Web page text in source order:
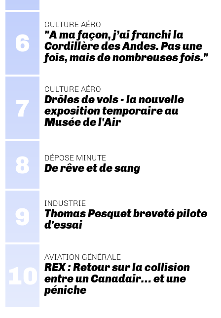
CULTURE AÉRO
"A ma façon, j’ai franchi la
Cordillère des Andes. Pas une
fois, mais de nombreuses fois."
CULTURE AÉRO
Drôles de vols - la nouvelle
exposition temporaire au
Musée de l'Air
DÉPOSE MINUTE
De rêve et de sang
INDUSTRIE
Thomas Pesquet breveté pilote
d'essai
AVIATION GÉNÉRALE
REX : Retour sur la collision
entre un Canadair… et une
péniche